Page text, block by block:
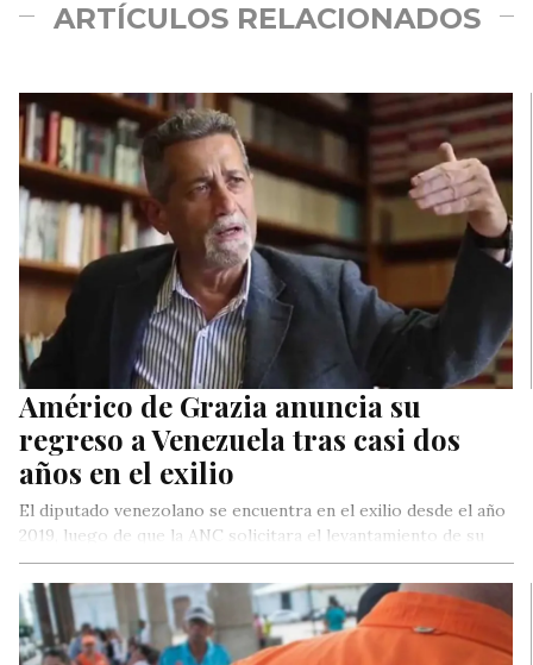
ARTÍCULOS RELACIONADOS
Américo de Grazia anuncia su
regreso a Venezuela tras casi dos
años en el exilio
El diputado venezolano se encuentra en el exilio desde el año
2019, luego de que la ANC solicitara el levantamiento de su
inmunidad parlamentaria.